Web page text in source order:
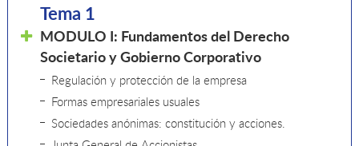
Tema 1
MODULO I: Fundamentos del Derecho
Societario y Gobierno Corporativo
Regulación y protección de la empresa
Formas empresariales usuales
Sociedades anónimas: constitución y acciones.